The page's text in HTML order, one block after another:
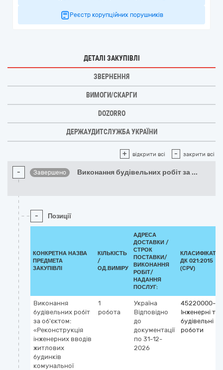
Реєстр корупційних порушників
ДЕТАЛІ ЗАКУПІВЛІ
ЗВЕРНЕННЯ
ВИМОГИ/СКАРГИ
DOZORRO
ДЕРЖАУДИТСЛУЖБА УКРАЇНИ
+ відкрити всі - закрити всі
- Завершено Виконання будівельних робіт за ...
- Позиції
КОНКРЕТНА НАЗВА
ПРЕДМЕТА
ЗАКУПІВЛІ
КІЛЬКІСТЬ
/
ОД.ВИМІРУ
АДРЕСА
ДОСТАВКИ /
СТРОК
ПОСТАВКИ/
ВИКОНАННЯ
РОБІТ/
НАДАННЯ
ПОСЛУГ:
ДК 021:2015
(CPV)
Виконання
будівельних робіт
за об'єктом:
«Реконструкція
інженерних вводів
житлових
будинків
комунальної
1
робота
Україна
Відповідно
до
документації
по 31-12-
2026
45220000-5
Інженерні та
будівельні
роботи